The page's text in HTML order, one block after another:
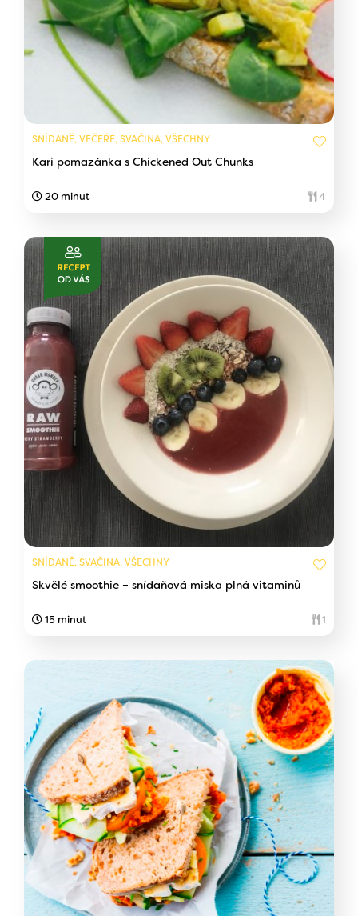
SNÍDANĚ, VEČEŘE, SVAČINA, VŠECHNY
Kari pomazánka s Chickened Out Chunks
20 minut 4
SNÍDANĚ, SVAČINA, VŠECHNY
Skvělé smoothie – snídaňová miska plná vitaminů
15 minut 1